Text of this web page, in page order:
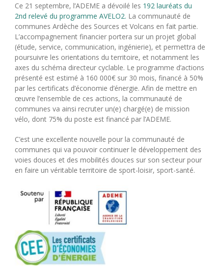
Ce 21 septembre, l’ADEME a dévoilé les 192 lauréats du
2nd relevé du programme AVELO2. La communauté de
communes Ardèche des Sources et Volcans en fait partie.
L’accompagnement financier portera sur un projet global
(étude, service, communication, ingénierie), et permettra de
poursuivre les orientations du territoire, et notamment les
axes du schéma directeur cyclable. Le programme d’actions
présenté est estimé à 160 000€ sur 30 mois, financé à 50%
par les certificats d’économie d’énergie. Afin de mettre en
œuvre l’ensemble de ces actions, la communauté de
communes va ainsi recruter un(e) chargé(e) de mission
vélo, dont 75% du poste est financé par l’ADEME.
C’est une excellente nouvelle pour la communauté de
communes qui va pouvoir continuer le développement des
voies douces et des mobilités douces sur son secteur pour
en faire un véritable territoire de sport-loisir, sport-santé.